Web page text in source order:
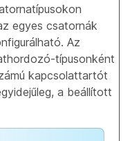
egyes csatornák
Az
típusonként
kapcsolattartót
a beállított